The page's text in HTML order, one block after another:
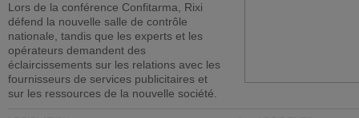
Lors de la conférence Confitarma, Rixi
défend la nouvelle salle de contrôle
nationale, tandis que les experts et les
opérateurs demandent des
éclaircissements sur les relations avec les
fournisseurs de services publicitaires et
sur les ressources de la nouvelle société.